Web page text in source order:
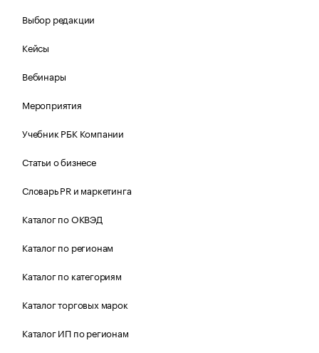
Выбор редакции
Кейсы
Вебинары
Мероприятия
Учебник РБК Компании
Статьи о бизнесе
Словарь PR и маркетинга
Каталог по ОКВЭД
Каталог по регионам
Каталог по категориям
Каталог торговых марок
Каталог ИП по регионам